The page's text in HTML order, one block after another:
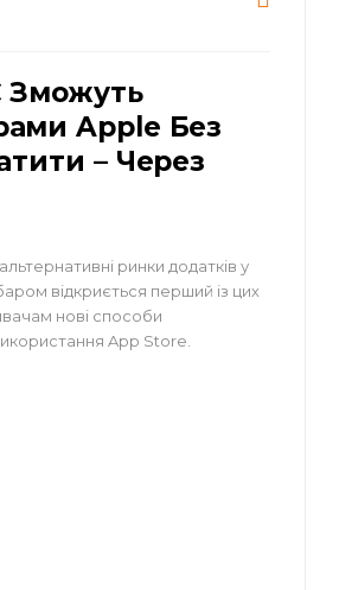
Зможуть
Apple Без
– Через
ринки додатків у
відкриється перший із цих
нові способи
App Store.